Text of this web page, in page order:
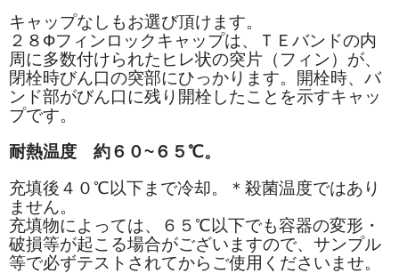
キャップなしもお選び頂けます。
２８Фフィンロックキャップは、ＴＥバンドの内
周に多数付けられたヒレ状の突片（フィン）が、
閉栓時びん口の突部にひっかります。開栓時、バ
ンド部がびん口に残り開栓したことを示すキャッ
プです。
耐熱温度 約６０~６５℃。
充填後４０℃以下まで冷却。＊殺菌温度ではあり
ません。
充填物によっては、６５℃以下でも容器の変形・
破損等が起こる場合がございますので、サンプル
等で必ずテストされてからご使用くださいませ。